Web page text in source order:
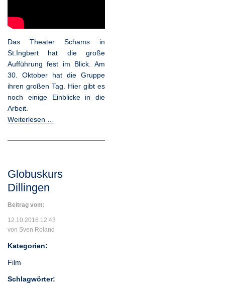
Das Theater Schams in
St.Ingbert hat die große
Aufführung fest im Blick. Am
30. Oktober hat die Gruppe
ihren großen Tag. Hier gibt es
noch einige Einblicke in die
Arbeit.
Weiterlesen …
Globuskurs
Dillingen
Beitrag vom:
12.10.2016 12:43
von Sven Roland
Kategorien:
Film
Schlagwörter: